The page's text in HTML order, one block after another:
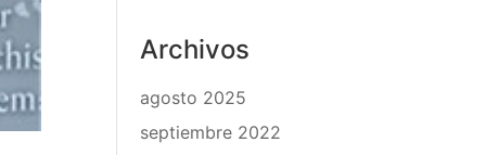
Archivos
agosto 2025
septiembre 2022